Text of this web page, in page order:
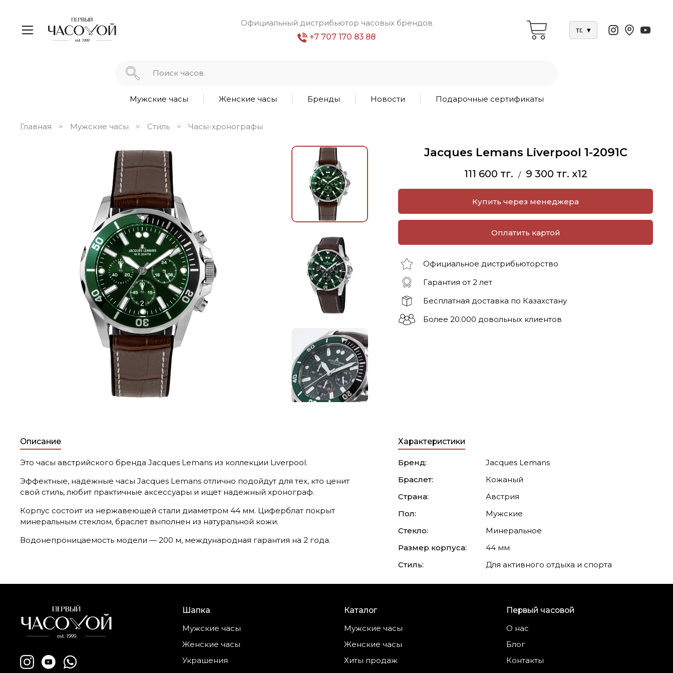
Официальный дистрибьютор часовых брендов
+7 707 170 83 88
тг. ▾
Мужские часы Женские часы Бренды Новости Подарочные сертификаты
Главная Мужские часы Стиль Часы-хронографы
Jacques Lemans Liverpool 1-2091C
111 600 тг. / 9 300 тг. x12
Купить через менеджера
Оплатить картой
Официальное дистрибьюторство
Гарантия от 2 лет
Бесплатная доставка по Казахстану
Более 20.000 довольных клиентов
Описание
Это часы австрийского бренда Jacques Lemans из коллекции Liverpool.
Эффектные, надежные часы Jacques Lemans отлично подойдут для тех, кто ценит
свой стиль, любит практичные аксессуары и ищет надежный хронограф.
Корпус состоит из нержавеющей стали диаметром 44 мм. Циферблат покрыт
минеральным стеклом, браслет выполнен из натуральной кожи.
Водонепроницаемость модели — 200 м, международная гарантия на 2 года.
Характеристики
Бренд:
Jacques Lemans
Браслет:
Кожаный
Страна:
Австрия
Пол:
Мужские
Стекло:
Минеральное
Размер корпуса:
44 мм
Стиль:
Для активного отдыха и спорта
Шапка
Мужские часы
Женские часы
Украшения
Каталог
Мужские часы
Женские часы
Хиты продаж
Первый часовой
О нас
Блог
Контакты